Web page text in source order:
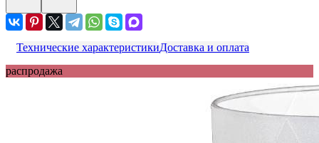
Технические характеристикиДоставка и оплата
распродажа